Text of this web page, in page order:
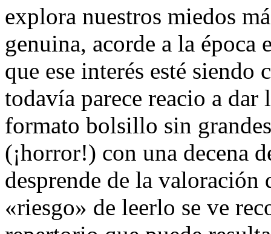
explora nuestros miedos
genuina, acorde a la
que ese interés esté
todavía parece reacio a
formato bolsillo sin
(¡horror!) con una decena
desprende de la
«riesgo» de leerlo se ve